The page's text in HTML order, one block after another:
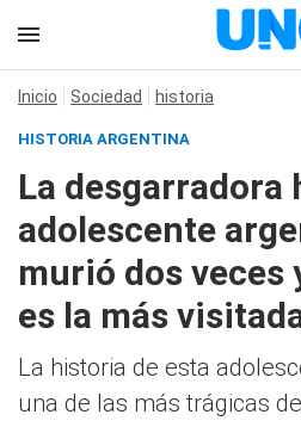
Inicio Sociedad historia
HISTORIA ARGENTINA
La desgarradora
adolescente
murió dos veces
es la más
La historia de esta
una de las más trágicas